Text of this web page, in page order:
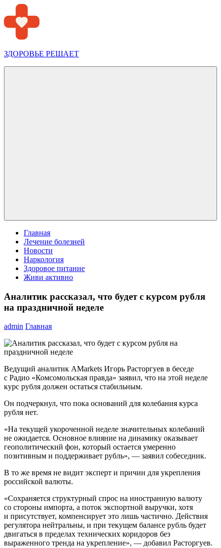
Перейти
к
содержимому
ЗДОРОВЬЕ РЕШАЕТ
Главная
Лечение болезней
Новости
Наркология
Здоровое питание
Живи активно
Аналитик рассказал, что будет с курсом рубля
на праздничной неделе
admin Главная
Ведущий аналитик AMarkets Игорь Расторгуев в беседе
с Радио «Комсомольская правда» заявил, что на этой неделе
курс рубля должен остаться стабильным.
Он подчеркнул, что пока оснований для колебания курса
рубля нет.
«На текущей укороченной неделе значительных колебаний
не ожидается. Основное влияние на динамику оказывает
геополитический фон, который остается умеренно
позитивным и поддерживает рубль», — заявил собеседник.
В то же время не видит эксперт и причин для укрепления
российской валюты.
«Сохраняется структурный спрос на иностранную валюту
со стороны импорта, а поток экспортной выручки, хотя
и присутствует, компенсирует это лишь частично. Действия
регулятора нейтральны, и при текущем балансе рубль будет
двигаться в пределах технических коридоров без
выраженного тренда на укрепление», — добавил Расторгуев.